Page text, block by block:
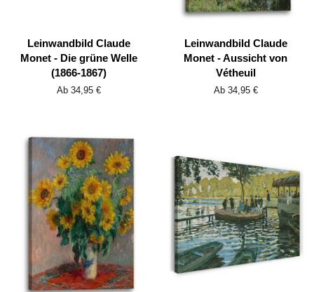
Leinwandbild Claude
Monet - Die grüne Welle
(1866-1867)
Ab 34,95 €
Leinwandbild Claude
Monet - Aussicht von
Vétheuil
Ab 34,95 €